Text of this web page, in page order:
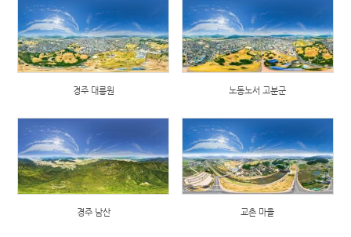
경주 대릉원 노동노서 고분군
경주 남산 교촌 마을